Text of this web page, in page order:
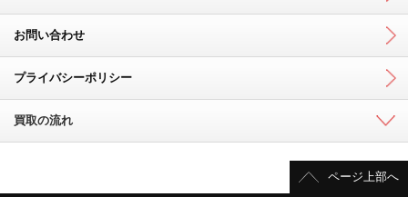
お問い合わせ
プライバシーポリシー
買取の流れ
ページ上部へ